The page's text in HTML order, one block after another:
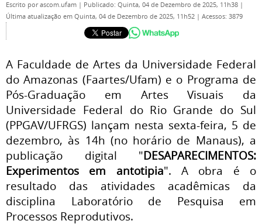
Escrito porascom.ufam | Publicado: Quinta, 04 de Dezembro de 2025, 11h38 |
Última atualização em Quinta, 04 de Dezembro de 2025, 11h52 | Acessos: 3879
A Faculdade de Artes da Universidade Federal
do Amazonas (Faartes/Ufam) e o Programa de
Pós-Graduação em Artes Visuais da
Universidade Federal do Rio Grande do Sul
(PPGAV/UFRGS) lançam nesta sexta-feira, 5 de
dezembro, às 14h (no horário de Manaus), a
publicação digital "DESAPARECIMENTOS:
Experimentos em antotipia". A obra é o
resultado das atividades acadêmicas da
disciplina Laboratório de Pesquisa em
Processos Reprodutivos.